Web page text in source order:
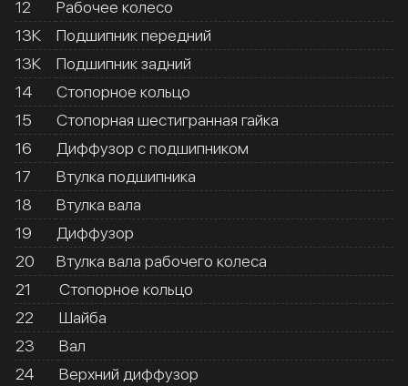
12
Рабочее колесо
13К
Подшипник передний
13К
Подшипник задний
14
Стопорное кольцо
15
Стопорная шестигранная гайка
16
Диффузор с подшипником
17
Втулка подшипника
18
Втулка вала
19
Диффузор
20
Втулка вала рабочего колеса
21
Стопорное кольцо
22
Шайба
23
Вал
24
Верхний диффузор